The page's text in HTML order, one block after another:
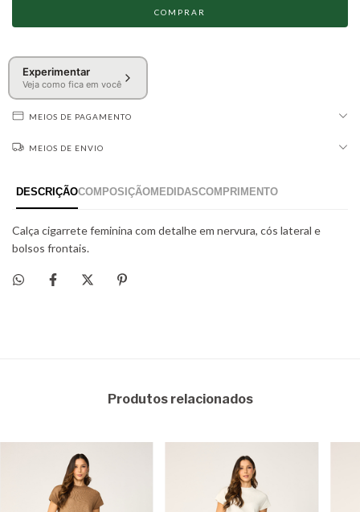
Experimentar
Veja como fica em você
MEIOS DE PAGAMENTO
MEIOS DE ENVIO
Produtos relacionados